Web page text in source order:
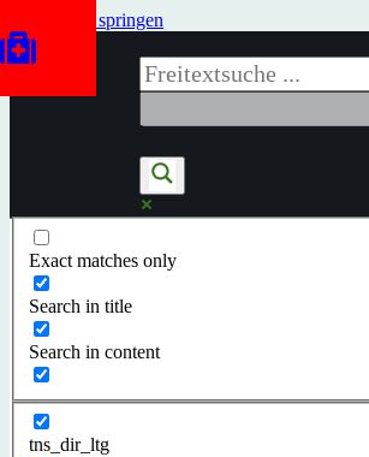
Zum Inhalt springen
Exact matches only
Search in title
Search in content
tns_dir_ltg